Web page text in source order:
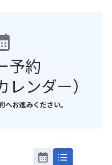
予約
レンダー）
へお進みください。
calendar_month list